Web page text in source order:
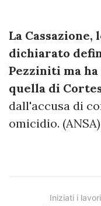
La Cassazione,
dichiarato
Pezziniti ma
quella di
dall'accusa di
omicidio. (ANSA)
Iniziati i